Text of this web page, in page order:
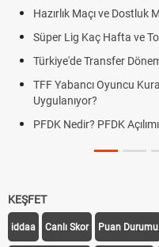
Hazırlık Maçı ve Dostluk
Süper Lig Kaç Hafta ve
Türkiye'de Transfer
TFF Yabancı Oyuncu
Uygulanıyor?
PFDK Nedir? PFDK
KEŞFET
iddaa Canlı Skor Puan Durumu